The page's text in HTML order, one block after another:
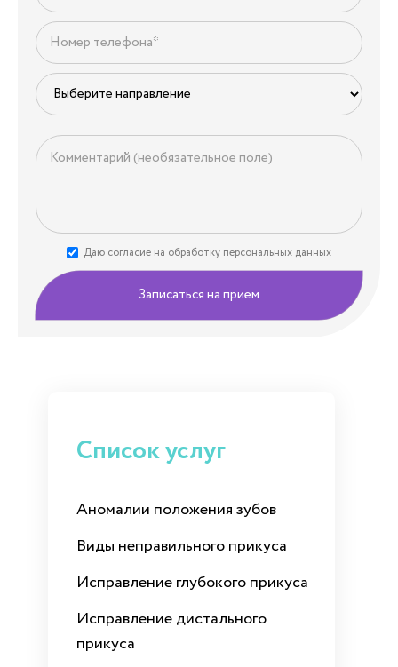
Даю согласие на обработку персональных данных
Записаться на прием
Список услуг
Аномалии положения зубов
Виды неправильного прикуса
Исправление глубокого прикуса
Исправление дистального
прикуса